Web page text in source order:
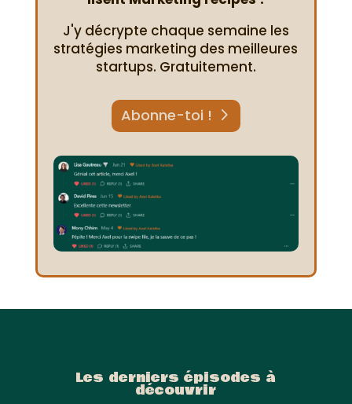
J'y décrypte chaque semaine les
stratégies marketing des meilleures
startups. Gratuitement.
Abonne-toi !
Les derniers épisodes à
découvrir